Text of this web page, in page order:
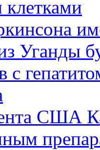
Уганды
с
США